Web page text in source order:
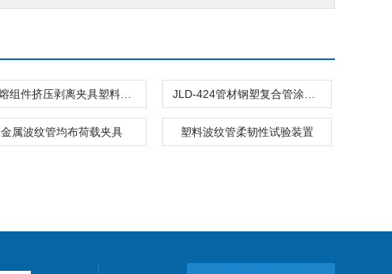
金属波纹管均布荷载夹具 塑料波纹管柔韧性试验装置